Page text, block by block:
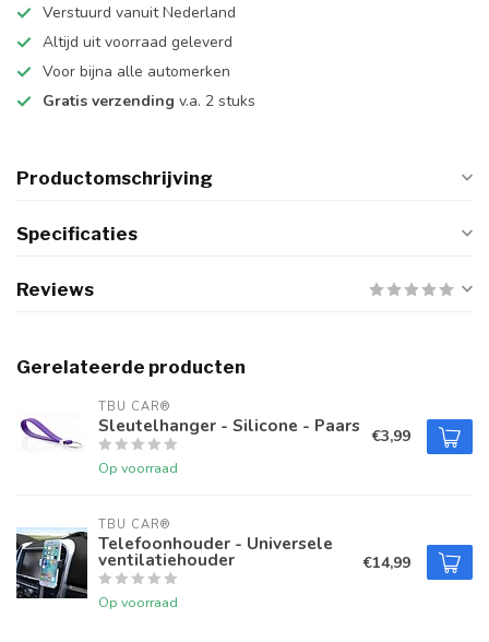
Verstuurd vanuit Nederland
Altijd uit voorraad geleverd
Voor bijna alle automerken
Gratis verzending v.a. 2 stuks
Productomschrijving
Specificaties
Reviews
Gerelateerde producten
TBU CAR®
Sleutelhanger - Silicone - Paars
Op voorraad
€3,99
TBU CAR®
Telefoonhouder - Universele
ventilatiehouder
Op voorraad
€14,99